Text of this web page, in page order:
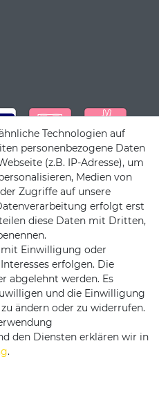
Technologien auf
personenbezogene Daten
(z.B. IP-Adresse), um
Medien von
Zugriffe auf unsere
erfolgt erst
diese Daten mit Dritten,
Einwilligung oder
erfolgen. Die
abgelehnt werden. Es
und die Einwilligung
ändern oder zu widerrufen.
den Diensten erklären wir in
.